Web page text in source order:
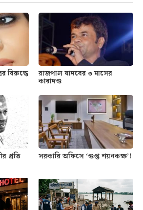
বিরুদ্ধে রাজপাল যাদবের ৩ মাসের
কারাদণ্ড
প্রতি সরকারি অফিসে ‘গুপ্ত শয়নকক্ষ’!